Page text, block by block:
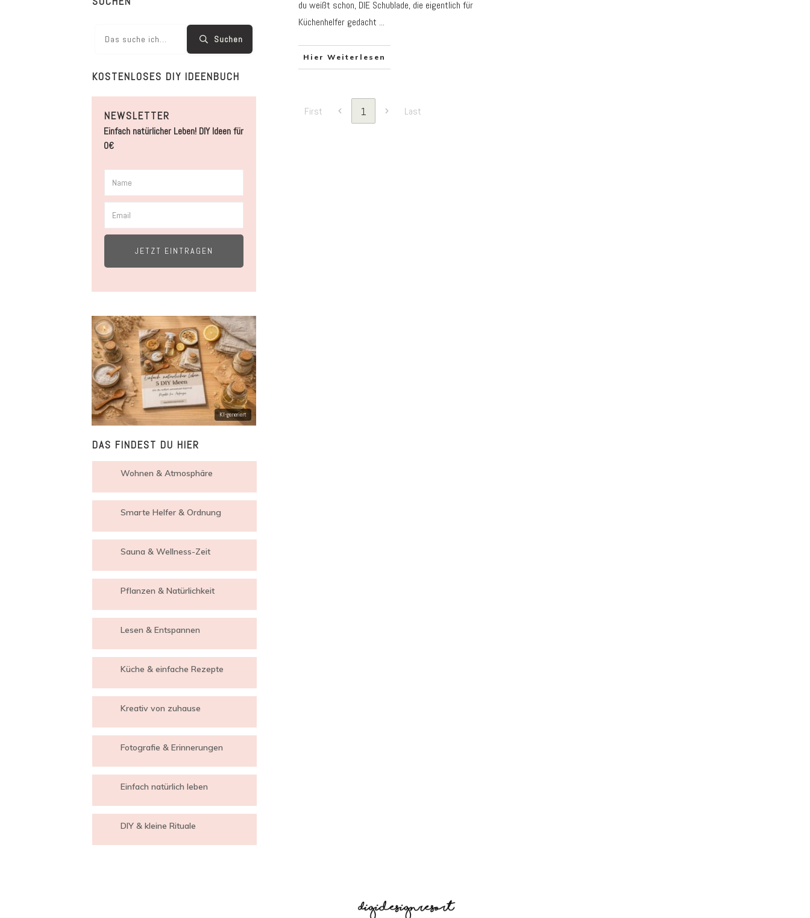
du weißt schon, DIE Schublade, die eigentlich für
Küchenhelfer gedacht ...
Hier Weiterlesen
First 1 Last
Suchen
KOSTENLOSES DIY IDEENBUCH
NEWSLETTER
Einfach natürlicher Leben! DIY Ideen für
0€
JETZT EINTRAGEN
DAS FINDEST DU HIER
Wohnen & Atmosphäre
Smarte Helfer & Ordnung
Sauna & Wellness-Zeit
Pflanzen & Natürlichkeit
Lesen & Entspannen
Küche & einfache Rezepte
Kreativ von zuhause
Fotografie & Erinnerungen
Einfach natürlich leben
DIY & kleine Rituale